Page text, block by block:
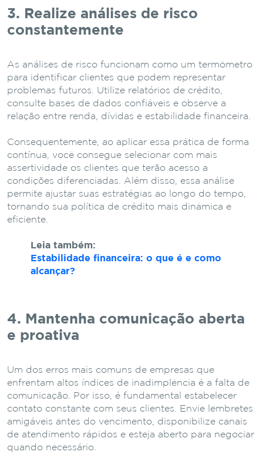
3. Realize análises de risco
constantemente
As análises de risco funcionam como um termômetro
para identificar clientes que podem representar
problemas futuros. Utilize relatórios de crédito,
consulte bases de dados confiáveis e observe a
relação entre renda, dívidas e estabilidade financeira.
Consequentemente, ao aplicar essa prática de forma
contínua, você consegue selecionar com mais
assertividade os clientes que terão acesso a
condições diferenciadas. Além disso, essa análise
permite ajustar suas estratégias ao longo do tempo,
tornando sua política de crédito mais dinâmica e
eficiente.
Leia também:
Estabilidade financeira: o que é e como
alcançar?
4. Mantenha comunicação aberta
e proativa
Um dos erros mais comuns de empresas que
enfrentam altos índices de inadimplência é a falta de
comunicação. Por isso, é fundamental estabelecer
contato constante com seus clientes. Envie lembretes
amigáveis antes do vencimento, disponibilize canais
de atendimento rápidos e esteja aberto para negociar
quando necessário.